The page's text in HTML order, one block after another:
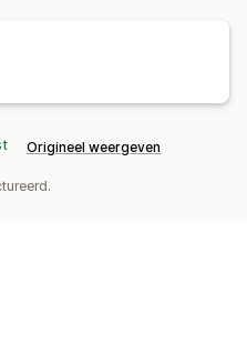
Origineel weergeven